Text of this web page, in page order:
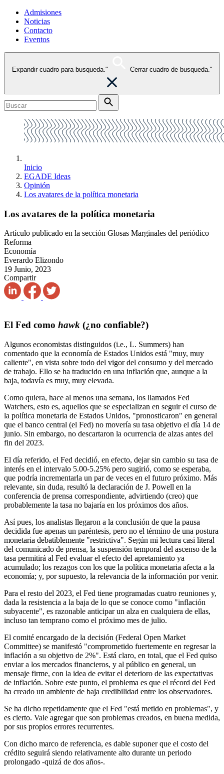
Admisiones
Noticias
Contacto
Eventos
Expandir cuadro para busqueda." Cerrar cuadro de busqueda."
Inicio
EGADE Ideas
Opinión
Los avatares de la política monetaria
Los avatares de la política monetaria
Artículo publicado en la sección Glosas Marginales del periódico
Reforma
Economía
Everardo Elizondo
19 Junio, 2023
Compartir
El Fed como hawk (¿no confiable?)
Algunos economistas distinguidos (i.e., L. Summers) han
comentado que la economía de Estados Unidos está "muy, muy
caliente", en vista sobre todo del vigor del consumo y del mercado
de trabajo. Ello se ha traducido en una inflación que, aunque a la
baja, todavía es muy, muy elevada.
Como quiera, hace al menos una semana, los llamados Fed
Watchers, esto es, aquellos que se especializan en seguir el curso de
la política monetaria de Estados Unidos, "pronosticaron" en general
que el banco central (el Fed) no movería su tasa objetivo el día 14 de
junio. Sin embargo, no descartaron la ocurrencia de alzas antes del
fin del 2023.
El día referido, el Fed decidió, en efecto, dejar sin cambio su tasa de
interés en el intervalo 5.00-5.25% pero sugirió, como se esperaba,
que podría incrementarla un par de veces en el futuro próximo. Más
relevante, sin duda, resultó la declaración de J. Powell en la
conferencia de prensa correspondiente, advirtiendo (creo) que
probablemente la tasa no bajaría en los próximos dos años.
Así pues, los analistas llegaron a la conclusión de que la pausa
decidida fue apenas un paréntesis, pero no el término de una postura
monetaria debatiblemente "restrictiva". Según mi lectura casi literal
del comunicado de prensa, la suspensión temporal del ascenso de la
tasa permitirá al Fed evaluar el efecto del apretamiento ya
acumulado; los rezagos con los que la política monetaria afecta a la
economía; y, por supuesto, la relevancia de la información por venir.
Para el resto del 2023, el Fed tiene programadas cuatro reuniones y,
dada la resistencia a la baja de lo que se conoce como "inflación
subyacente", es razonable anticipar un alza en cualquiera de ellas,
incluso tan temprano como el próximo mes de julio.
El comité encargado de la decisión (Federal Open Market
Committee) se manifestó "comprometido fuertemente en regresar la
inflación a su objetivo de 2%". Está claro, en total, que el Fed quiso
enviar a los mercados financieros, y al público en general, un
mensaje firme, con la idea de evitar el deterioro de las expectativas
de inflación. Sobre este punto, el problema es que el récord del Fed
ha creado un ambiente de baja credibilidad entre los observadores.
Se ha dicho repetidamente que el Fed "está metido en problemas", y
es cierto. Vale agregar que son problemas creados, en buena medida,
por sus propios errores recurrentes.
Con dicho marco de referencia, es dable suponer que el costo del
crédito seguirá siendo relativamente alto durante un periodo
prolongado -quizá de dos años-.